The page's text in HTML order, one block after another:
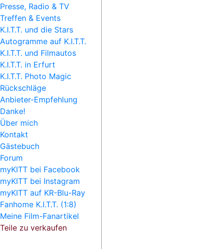
Presse, Radio & TV
Treffen & Events
K.I.T.T. und die Stars
Autogramme auf K.I.T.T.
K.I.T.T. und Filmautos
K.I.T.T. in Erfurt
K.I.T.T. Photo Magic
Rückschläge
Anbieter-Empfehlung
Danke!
Über mich
Kontakt
Gästebuch
Forum
myKITT bei Facebook
myKITT bei Instagram
myKITT auf KR-Blu-Ray
Fanhome K.I.T.T. (1:8)
Meine Film-Fanartikel
Teile zu verkaufen